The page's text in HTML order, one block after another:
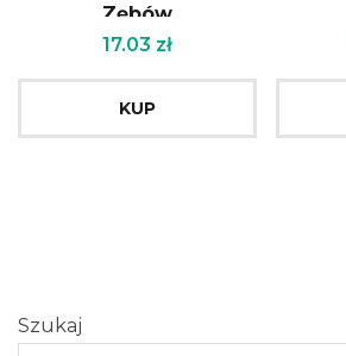
Zębów
17.03 zł
KUP
Szukaj